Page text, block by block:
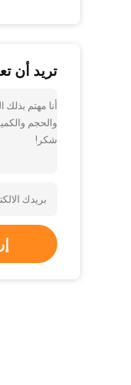
تريد أن
والحجم
شكر!